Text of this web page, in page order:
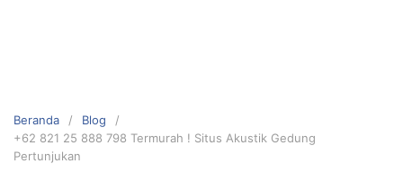
Beranda
Blog
+62 821 25 888 798 Termurah ! Situs Akustik Gedung
Pertunjukan